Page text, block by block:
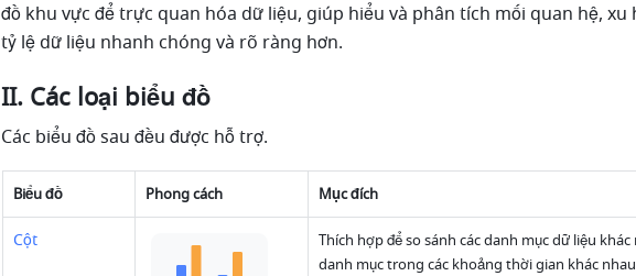
đồ khu vực để trực quan hóa dữ liệu, giúp hiểu và phân tích mối quan hệ, xu
tỷ lệ dữ liệu nhanh chóng và rõ ràng hơn.
II. Các loại biểu đồ
Các biểu đồ sau đều được hỗ trợ.
Biểu đồ Phong cách Mục đích
Cột Thích hợp để so sánh các danh mục dữ liệu khác
danh mục trong các khoảng thời gian khác nhau